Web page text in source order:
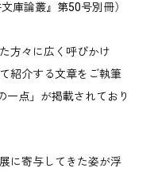
庫論叢』第50号別冊）
方々に広く呼びかけ
紹介する文章をご執筆
一点」が掲載されており
に寄与してきた姿が浮